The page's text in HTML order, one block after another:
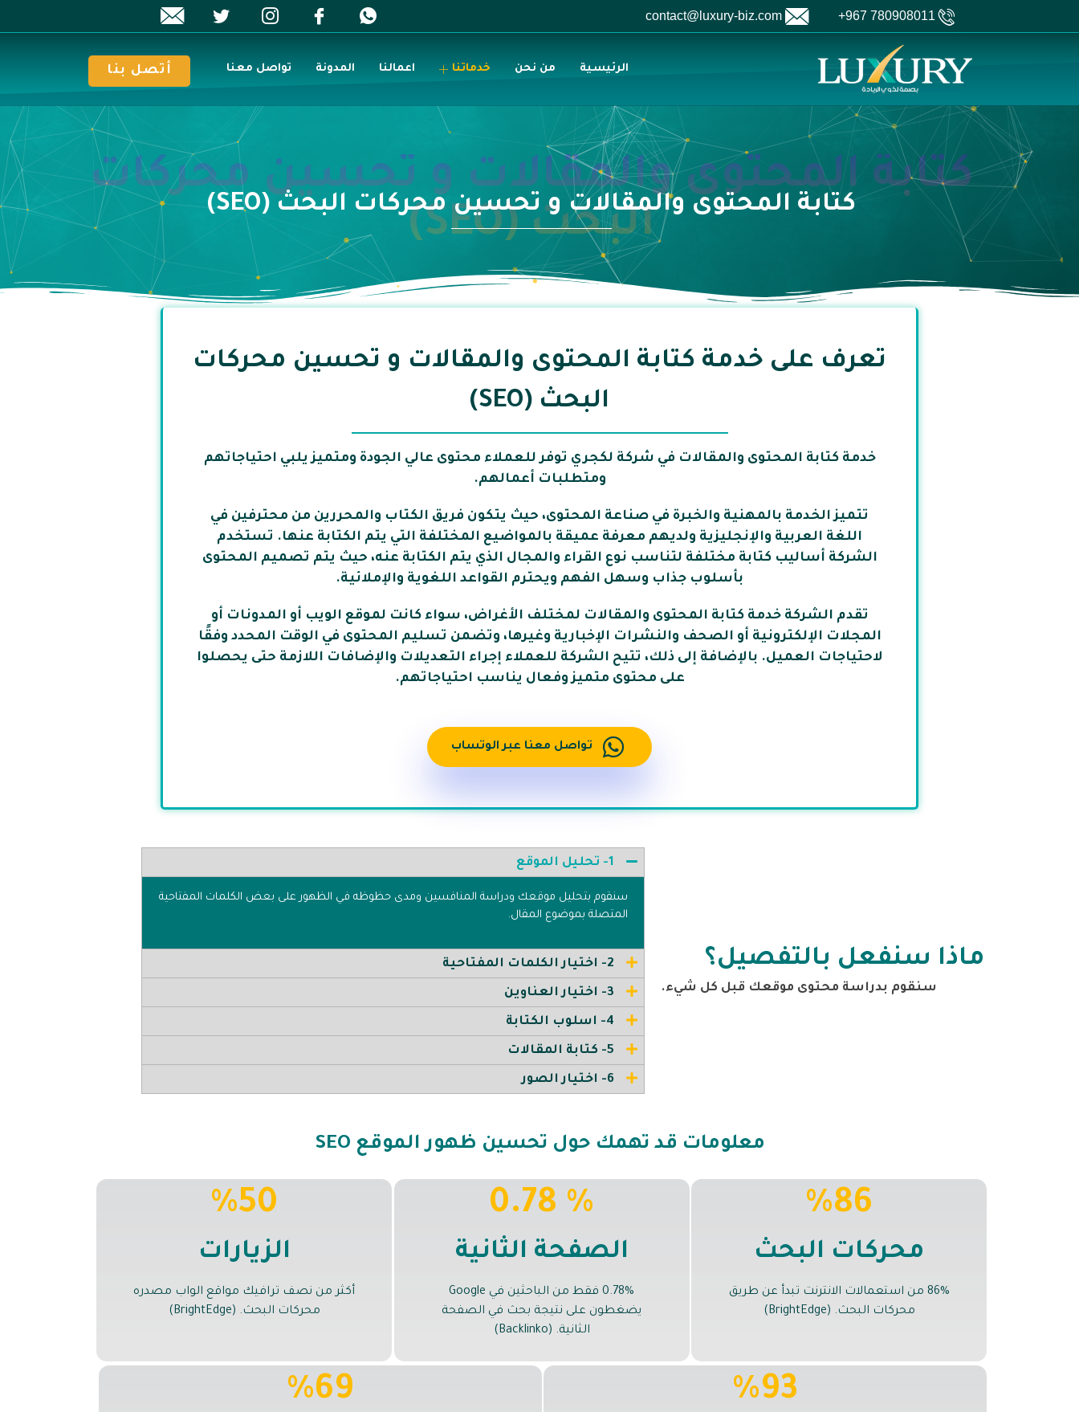
780908011 967+
contact@luxury-biz.com
الرئيسية من نحن خدماتنا اعمالنا المدونة تواصل معنا أتصل بنا
كتابة المحتوى والمقالات و تحسين محركات
البحث (SEO)
كتابة المحتوى والمقالات و تحسين محركات البحث (SEO)
تعرف على خدمة كتابة المحتوى والمقالات و تحسين محركات
البحث (SEO)
خدمة كتابة المحتوى والمقالات في شركة لكجري توفر للعملاء محتوى عالي الجودة ومتميز يلبي احتياجاتهم
ومتطلبات أعمالهم.
تتميز الخدمة بالمهنية والخبرة في صناعة المحتوى، حيث يتكون فريق الكتاب والمحررين من محترفين في
اللغة العربية والإنجليزية ولديهم معرفة عميقة بالمواضيع المختلفة التي يتم الكتابة عنها. تستخدم
الشركة أساليب كتابة مختلفة لتناسب نوع القراء والمجال الذي يتم الكتابة عنه، حيث يتم تصميم المحتوى
بأسلوب جذاب وسهل الفهم ويحترم القواعد اللغوية والإملائية.
تقدم الشركة خدمة كتابة المحتوى والمقالات لمختلف الأغراض، سواء كانت لموقع الويب أو المدونات أو
المجلات الإلكترونية أو الصحف والنشرات الإخبارية وغيرها، وتضمن تسليم المحتوى في الوقت المحدد وفقًا
لاحتياجات العميل. بالإضافة إلى ذلك، تتيح الشركة للعملاء إجراء التعديلات والإضافات اللازمة حتى يحصلوا
على محتوى متميز وفعال يناسب احتياجاتهم.
تواصل معنا عبر الوتساب
ماذا سنفعل بالتفصيل؟
سنقوم بدراسة محتوى موقعك قبل كل شيء.
1- تحليل الموقع
سنقوم بتحليل موقعك ودراسة المنافسين ومدى حظوظه في الظهور على بعض الكلمات المفتاحية
المتصلة بموضوع المقال.
2- اختيار الكلمات المفتاحية
3- اختيار العناوين
4- اسلوب الكتابة
5- كتابة المقالات
6- اختيار الصور
معلومات قد تهمك حول تحسين ظهور الموقع SEO
%86
محركات البحث
86% من استعمالات الانترنت تبدأ عن طريق
محركات البحث. (BrightEdge)
% 0.78
الصفحة الثانية
0.78% فقط من الباحثين في Google
يضغطون على نتيجة بحث في الصفحة
الثانية. (Backlinko)
%50
الزيارات
أكثر من نصف ترافيك مواقع الواب مصدره
محركات البحث. (BrightEdge)
%93
%69